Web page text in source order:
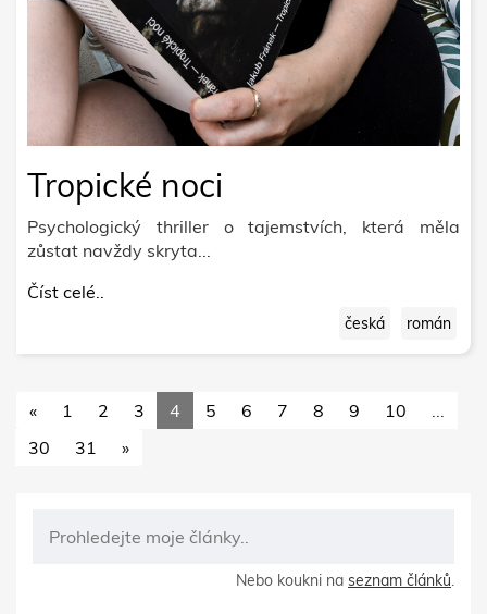
Tropické noci
Psychologický thriller o tajemstvích, která měla
zůstat navždy skryta...
Číst celé..
česká román
« 1 2 3 4 5 6 7 8 9 10
30
31 »
Nebo koukni na seznam článků.